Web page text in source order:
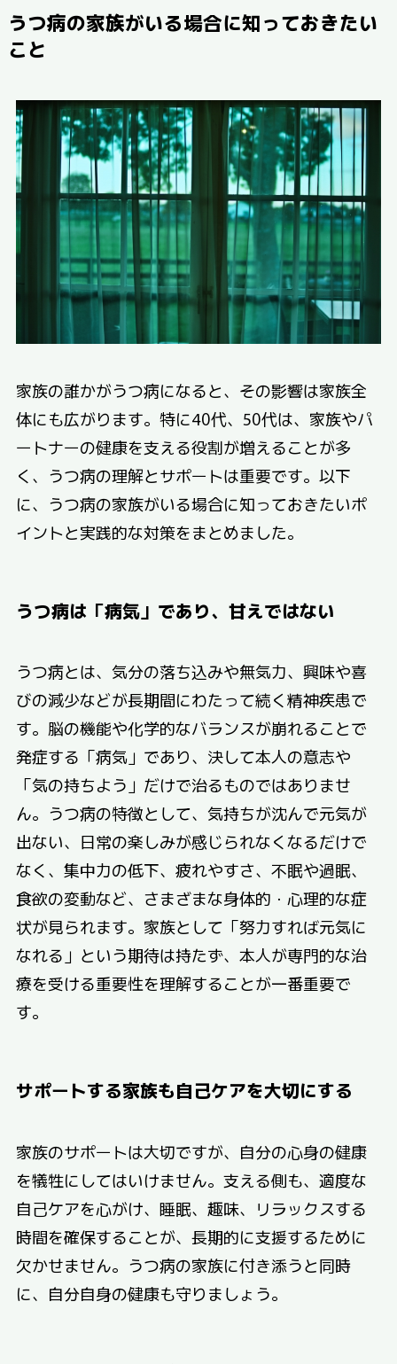
うつ病の家族がいる場合に知っておきたい
こと
家族の誰かがうつ病になると、その影響は家族全
体にも広がります。特に40代、50代は、家族やパ
ートナーの健康を支える役割が増えることが多
く、うつ病の理解とサポートは重要です。以下
に、うつ病の家族がいる場合に知っておきたいポ
イントと実践的な対策をまとめました。
うつ病は「病気」であり、甘えではない
うつ病とは、気分の落ち込みや無気力、興味や喜
びの減少などが長期間にわたって続く精神疾患で
す。脳の機能や化学的なバランスが崩れることで
発症する「病気」であり、決して本人の意志や
「気の持ちよう」だけで治るものではありませ
ん。うつ病の特徴として、気持ちが沈んで元気が
出ない、日常の楽しみが感じられなくなるだけで
なく、集中力の低下、疲れやすさ、不眠や過眠、
食欲の変動など、さまざまな身体的・心理的な症
状が見られます。家族として「努力すれば元気に
なれる」という期待は持たず、本人が専門的な治
療を受ける重要性を理解することが一番重要で
す。
サポートする家族も自己ケアを大切にする
家族のサポートは大切ですが、自分の心身の健康
を犠牲にしてはいけません。支える側も、適度な
自己ケアを心がけ、睡眠、趣味、リラックスする
時間を確保することが、長期的に支援するために
欠かせません。うつ病の家族に付き添うと同時
に、自分自身の健康も守りましょう。